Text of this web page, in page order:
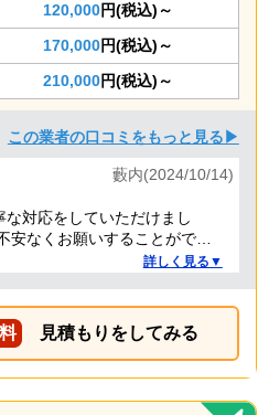
120,000円(税込)～
170,000円(税込)～
210,000円(税込)～
この業者の口コミをもっと見る▶
藪内(2024/10/14)
対応をしていただけまし
安なくお願いすることができ
詳しく見る▼
見積もりをしてみる